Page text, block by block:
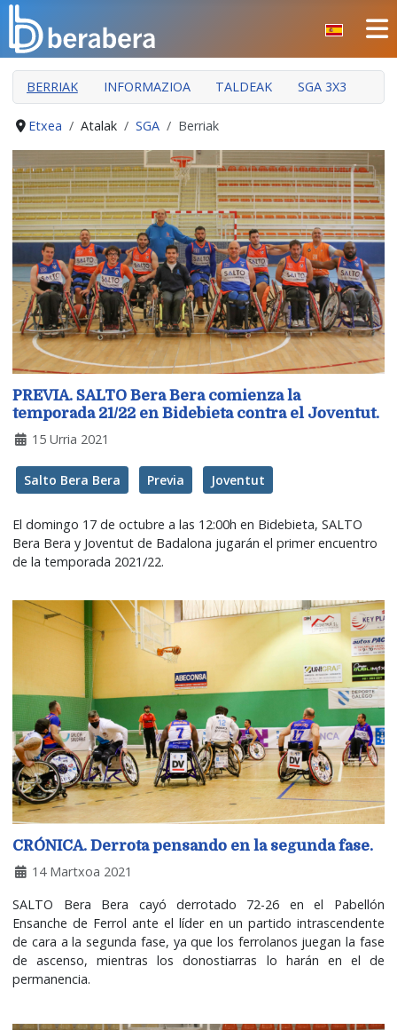
ITXI
HASIERA
KLUBA
MANTEO
ATALAK
JARDUERAK
GIZARTE ARLOA
INDARKERIAREN PREBENTZIOA
BERRIAK INFORMAZIOA TALDEAK SGA 3X3
Etxea Atalak SGA Berriak
PREVIA. SALTO Bera Bera comienza la
temporada 21/22 en Bidebieta contra el Joventut.
15 Urria 2021
Salto Bera Bera Previa Joventut
El domingo 17 de octubre a las 12:00h en Bidebieta, SALTO
Bera Bera y Joventut de Badalona jugarán el primer encuentro
de la temporada 2021/22.
CRÓNICA. Derrota pensando en la segunda fase.
14 Martxoa 2021
SALTO Bera Bera cayó derrotado 72-26 en el Pabellón
Ensanche de Ferrol ante el líder en un partido intrascendente
de cara a la segunda fase, ya que los ferrolanos juegan la fase
de ascenso, mientras los donostiarras lo harán en el de
permanencia.